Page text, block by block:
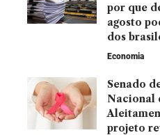
por que
agosto
dos
Economia
Senado
Nacional
projeto